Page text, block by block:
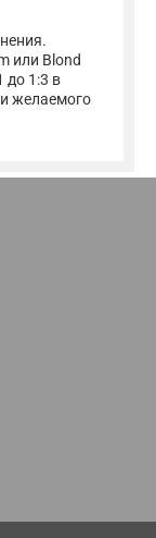
или Blond
до 1:3 в
желаемого